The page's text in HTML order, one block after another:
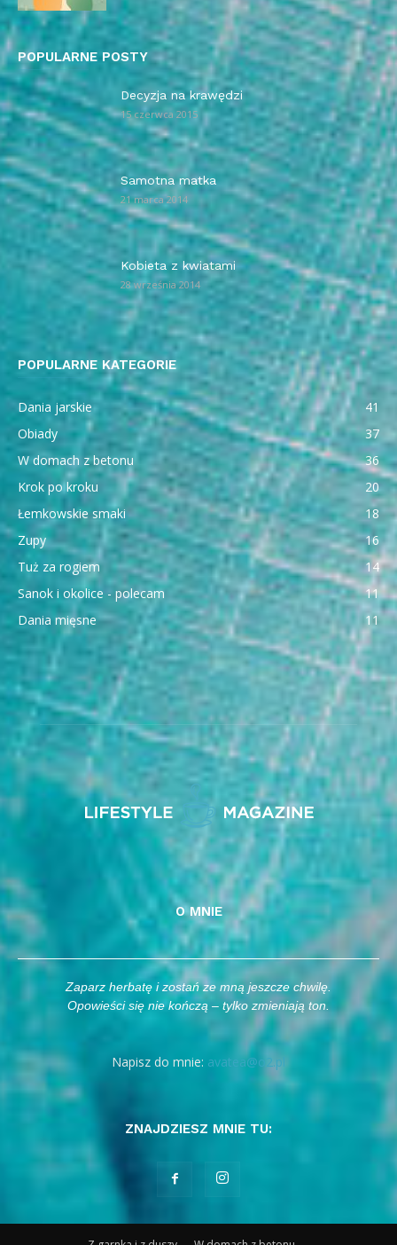
POPULARNE POSTY
Decyzja na krawędzi
15 czerwca 2015
Samotna matka
21 marca 2014
Kobieta z kwiatami
28 września 2014
POPULARNE KATEGORIE
Dania jarskie
41
Obiady
37
W domach z betonu
36
Krok po kroku
20
Łemkowskie smaki
18
Zupy
16
Tuż za rogiem
14
Sanok i okolice - polecam
11
Dania mięsne
11
O MNIE
Zaparz herbatę i zostań ze mną jeszcze chwilę.
Opowieści się nie kończą – tylko zmieniają ton.
Napisz do mnie: avatea@o2.pl
ZNAJDZIESZ MNIE TU: